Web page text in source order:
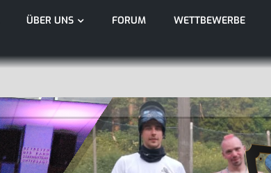
ÜBER UNS FORUM WETTBEWERBE